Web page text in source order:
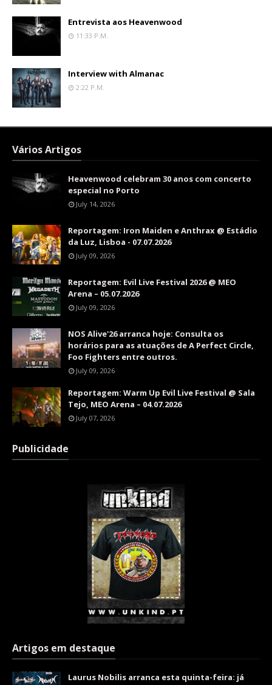
Entrevista aos Heavenwood
11:33 P.m.
Interview with Almanac
2:22 P.m.
Vários Artigos
Heavenwood celebram 30 anos com concerto
especial no Porto
July 14, 2026
Reportagem: Iron Maiden e Anthrax @ Estádio
da Luz, Lisboa - 07.07.2026
July 09, 2026
Reportagem: Evil Live Festival 2026 @ MEO
Arena – 05.07.2026
July 09, 2026
NOS Alive'26 arranca hoje: Consulta os
horários para as atuações de A Perfect Circle,
Foo Fighters entre outros.
July 09, 2026
Reportagem: Warm Up Evil Live Festival @ Sala
Tejo, MEO Arena – 04.07.2026
July 07, 2026
Publicidade
Artigos em destaque
Laurus Nobilis arranca esta quinta-feira: já